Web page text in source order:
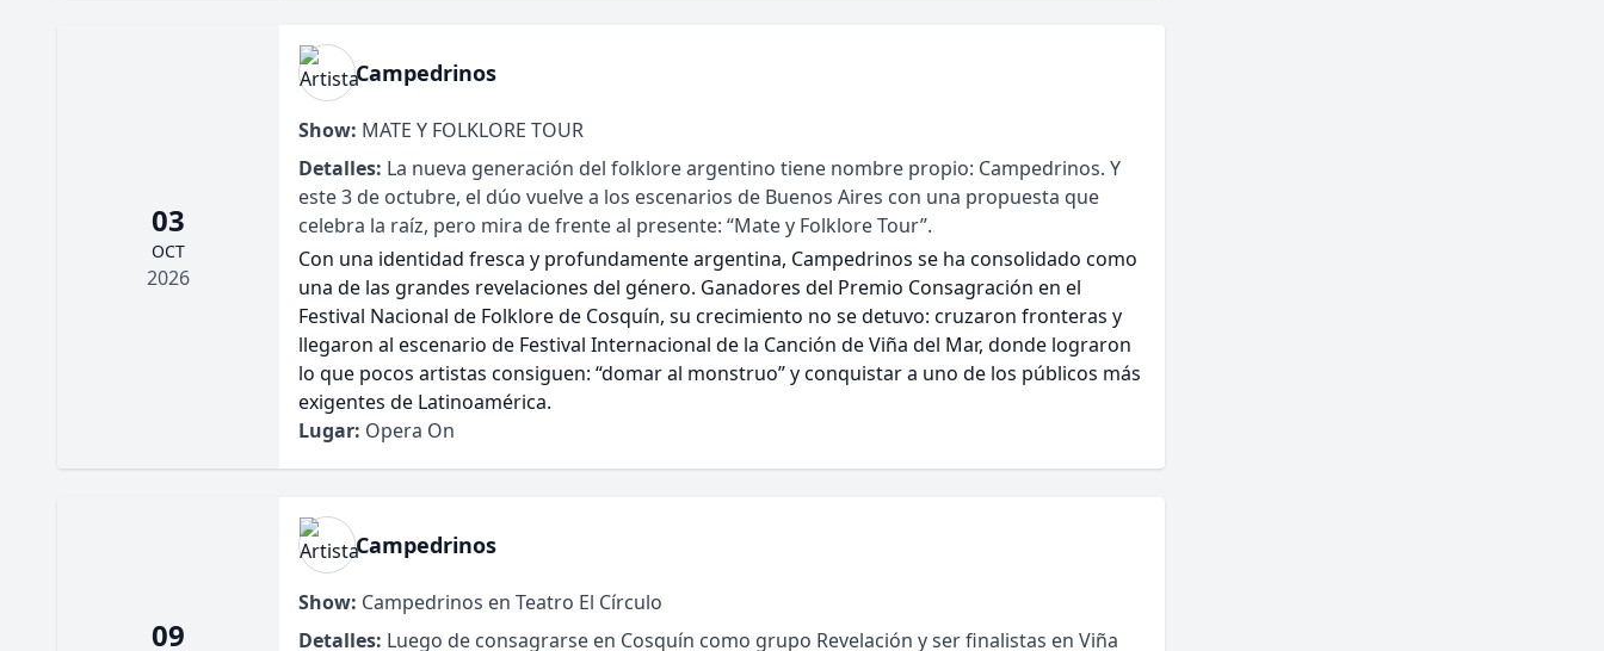
03
OCT
2026
Campedrinos
Show: MATE Y FOLKLORE TOUR
Detalles: La nueva generación del folklore argentino tiene nombre propio: Campedrinos. Y
este 3 de octubre, el dúo vuelve a los escenarios de Buenos Aires con una propuesta que
celebra la raíz, pero mira de frente al presente: “Mate y Folklore Tour”.
Con una identidad fresca y profundamente argentina, Campedrinos se ha consolidado como
una de las grandes revelaciones del género. Ganadores del Premio Consagración en el
Festival Nacional de Folklore de Cosquín, su crecimiento no se detuvo: cruzaron fronteras y
llegaron al escenario de Festival Internacional de la Canción de Viña del Mar, donde lograron
lo que pocos artistas consiguen: “domar al monstruo” y conquistar a uno de los públicos más
exigentes de Latinoamérica.
Lugar: Opera On
09
Campedrinos
Show: Campedrinos en Teatro El Círculo
Detalles: Luego de consagrarse en Cosquín como grupo Revelación y ser finalistas en Viña